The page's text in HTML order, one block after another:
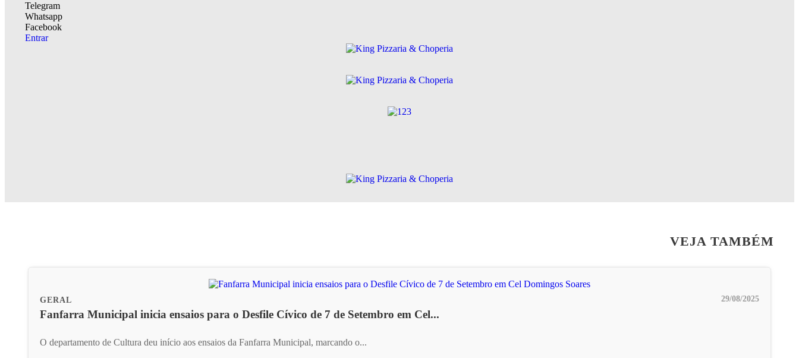
Telegram
Whatsapp
Facebook
Entrar
VEJA TAMBÉM
GERAL 29/08/2025
Fanfarra Municipal inicia ensaios para o Desfile Cívico de 7 de Setembro em Cel...
O departamento de Cultura deu início aos ensaios da Fanfarra Municipal, marcando o...